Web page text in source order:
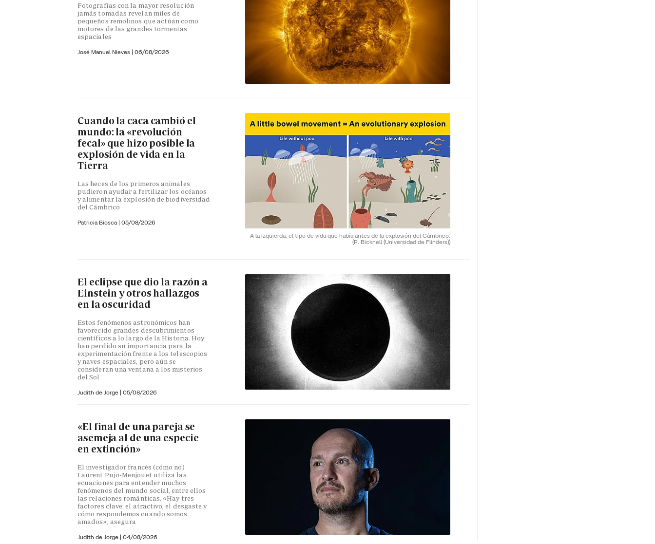
Fotografías con la mayor resolución
jamás tomadas revelan miles de
pequeños remolinos que actúan como
motores de las grandes tormentas
espaciales
José Manuel Nieves | 06/08/2026
A la izquierda, el tipo de vida que había antes de la explosión del Cámbrico.
(R. Bicknell (Universidad de Flinders))
Cuando la caca cambió el
mundo: la «revolución
fecal» que hizo posible la
explosión de vida en la
Tierra
Las heces de los primeros animales
pudieron ayudar a fertilizar los océanos
y alimentar la explosión de biodiversidad
del Cámbrico
Patricia Biosca | 05/08/2026
El eclipse que dio la razón a
Einstein y otros hallazgos
en la oscuridad
Estos fenómenos astronómicos han
favorecido grandes descubrimientos
científicos a lo largo de la Historia. Hoy
han perdido su importancia para la
experimentación frente a los telescopios
y naves espaciales, pero aún se
consideran una ventana a los misterios
del Sol
Judith de Jorge | 05/08/2026
«El final de una pareja se
asemeja al de una especie
en extinción»
El investigador francés (cómo no)
Laurent Pujo-Menjouet utiliza las
ecuaciones para entender muchos
fenómenos del mundo social, entre ellos
las relaciones románticas. «Hay tres
factores clave: el atractivo, el desgaste y
cómo respondemos cuando somos
amados», asegura
Judith de Jorge | 04/08/2026